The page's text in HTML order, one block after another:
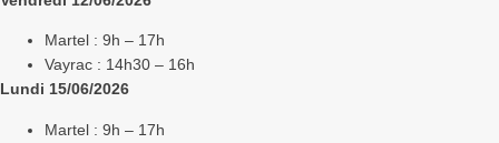
Martel : 9h – 17h
Vayrac : 14h30 – 16h
Lundi 15/06/2026
Martel : 9h – 17h